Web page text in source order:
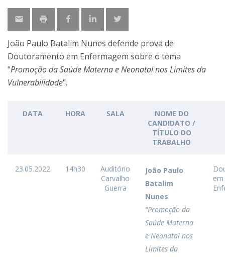
João Paulo Batalim Nunes defende prova de
Doutoramento em Enfermagem sobre o tema
"Promoção da Saúde Materna e Neonatal nos Limites da
Vulnerabilidade".
DATA HORA SALA
NOME DO
CANDIDATO /
TÍTULO DO
TRABALHO
23.05.2022 14h30
Auditório
Carvalho
Guerra
João Paulo
Batalim
Nunes
"Promoção da
Saúde Materna
e Neonatal nos
Limites da
em